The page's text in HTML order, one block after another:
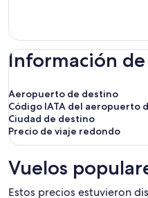
Información
Aeropuerto de destino
Código IATA del aeropuerto
Ciudad de destino
Precio de viaje redondo
Vuelos
Estos precios estuvieron